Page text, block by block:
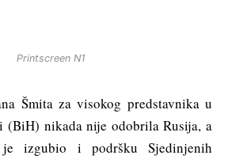
Printscreen N1
Šmita za visokog predstavnika u
(BiH) nikada nije odobrila Rusija, a
izgubio i podršku Sjedinjenih